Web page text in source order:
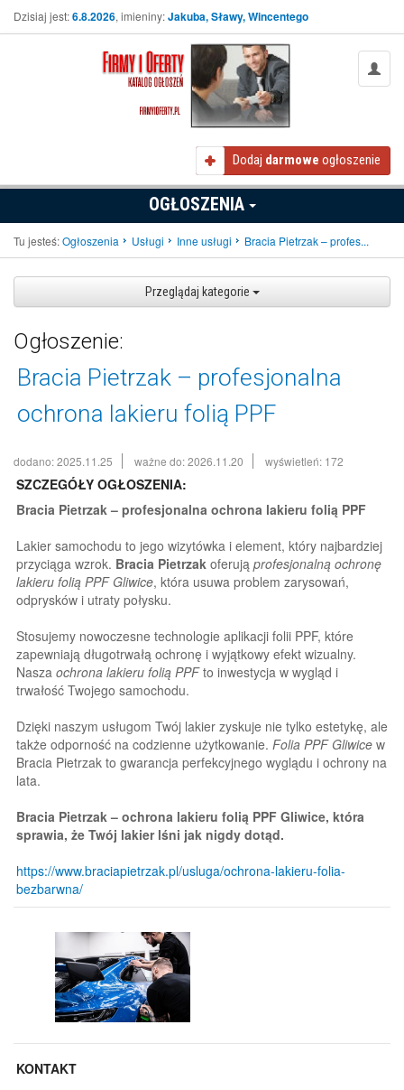
Dzisiaj jest:6.8.2026, imieniny:Jakuba, Sławy, Wincentego
Dodaj darmowe ogłoszenie
OGŁOSZENIA
Tu jesteś:Ogłoszenia Usługi Inne usługi Bracia Pietrzak – profes...
Przeglądaj kategorie
Ogłoszenie:
Bracia Pietrzak – profesjonalna
ochrona lakieru folią PPF
dodano: 2025.11.25 ważne do: 2026.11.20 wyświetleń: 172
SZCZEGÓŁY OGŁOSZENIA:
Bracia Pietrzak – profesjonalna ochrona lakieru folią PPF
Lakier samochodu to jego wizytówka i element, który najbardziej
przyciąga wzrok. Bracia Pietrzak oferują profesjonalną ochronę
lakieru folią PPF Gliwice, która usuwa problem zarysowań,
odprysków i utraty połysku.
Stosujemy nowoczesne technologie aplikacji folii PPF, które
zapewniają długotrwałą ochronę i wyjątkowy efekt wizualny.
Nasza ochrona lakieru folią PPFto inwestycja w wygląd i
trwałość Twojego samochodu.
Dzięki naszym usługom Twój lakier zyskuje nie tylko estetykę, ale
także odporność na codzienne użytkowanie. Folia PPF Gliwice w
Bracia Pietrzak to gwarancja perfekcyjnego wyglądu i ochrony na
lata.
Bracia Pietrzak – ochrona lakieru folią PPF Gliwice, która
sprawia, że Twój lakier lśni jak nigdy dotąd.
https://www.braciapietrzak.pl/usluga/ochrona-lakieru-folia-
bezbarwna/
KONTAKT